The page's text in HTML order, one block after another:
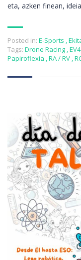
eta, azken finean,
Posted in: E-Sports ,
Tags: Drone Racing ,EV4
Papiroflexia ,RA / RV ,